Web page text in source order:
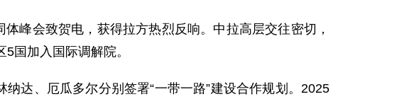
峰会致贺电，获得拉方热烈反响。中拉高层交往密切，
国加入国际调解院。
达、厄瓜多尔分别签署“一带一路”建设合作规划。2025